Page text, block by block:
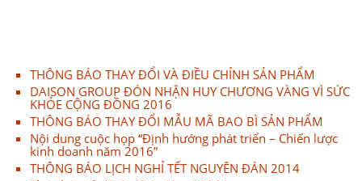
THÔNG BÁO THAY ĐỔI VÀ ĐIỀU CHỈNH SẢN PHẨM
DAISON GROUP ĐÓN NHẬN HUY CHƯƠNG VÀNG VÌ SỨC
KHỎE CỘNG ĐỒNG 2016
THÔNG BÁO THAY ĐỔI MẪU MÃ BAO BÌ SẢN PHẨM
Nội dung cuộc họp “Định hướng phát triển – Chiến lược
kinh doanh năm 2016”
THÔNG BÁO LỊCH NGHỈ TẾT NGUYÊN ĐÁN 2014